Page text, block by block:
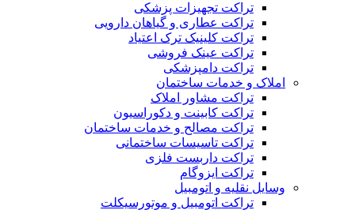
تراکت تجهیزات پزشکی
تراکت عطاری و گیاهان دارویی
تراکت کلینیک ترک اعتیاد
تراکت عینک فروشی
تراکت دامپزشکی
املاک و خدمات ساختمان
تراکت مشاور املاک
تراکت کابینت و دکوراسیون
تراکت مصالح و خدمات ساختمان
تراکت تاسیسات ساختمانی
تراکت داربست فلزی
تراکت ایزوگام
وسایل نقلیه و اتومبیل
تراکت اتومبیل و موتورسیکلت